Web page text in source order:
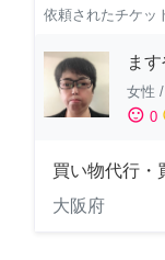
依頼されたチケッ
ま
女性 /
sentiment_satisfied 0
買い物代行・
大阪府